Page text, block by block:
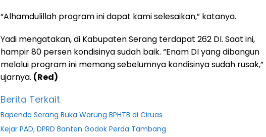
“Alhamdulillah program ini dapat kami selesaikan,” katanya.
Yadi mengatakan, di Kabupaten Serang terdapat 262 DI. Saat ini,
hampir 80 persen kondisinya sudah baik. “Enam DI yang dibangun
melalui program ini memang sebelumnya kondisinya sudah rusak,”
ujarnya. (Red)
Berita Terkait
Bapenda Serang Buka Warung BPHTB di Ciruas
Kejar PAD, DPRD Banten Godok Perda Tambang